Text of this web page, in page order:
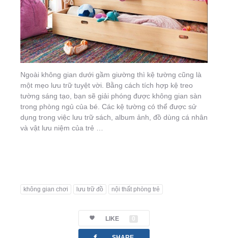
Ngoài không gian dưới gầm giường thì kệ tường cũng là
một mẹo lưu trữ tuyệt vời. Bằng cách tích hợp kệ treo
tường sáng tạo, bạn sẽ giải phóng được không gian sàn
trong phòng ngủ của bé. Các kệ tường có thể được sử
dụng trong việc lưu trữ sách, album ảnh, đồ dùng cá nhân
và vật lưu niệm của trẻ …
không gian chơi lưu trữ đồ nội thất phòng trẻ
LIKE 0